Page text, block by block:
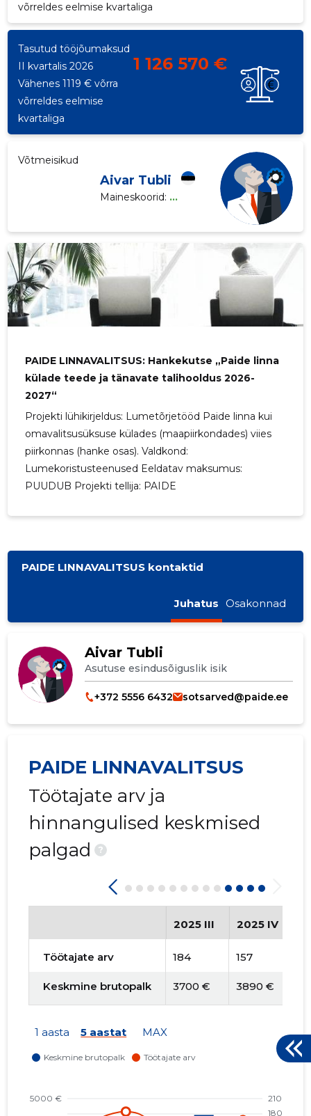
võrreldes eelmise kvartaliga
Tasutud tööjõumaksud
II kvartalis 2026
1 126 570 €
Vähenes 1119 € võrra
võrreldes eelmise
kvartaliga
Võtmeisikud
Aivar Tubli
Maineskoorid: ...
PAIDE LINNAVALITSUS: Hankekutse „Paide linna
külade teede ja tänavate talihooldus 2026-
2027“
Projekti lühikirjeldus: Lumetõrjetööd Paide linna kui
omavalitsusüksuse külades (maapiirkondades) viies
piirkonnas (hanke osas). Valdkond:
Lumekoristusteenused Eeldatav maksumus:
PUUDUB Projekti tellija: PAIDE
PAIDE LINNAVALITSUS kontaktid
Juhatus Osakonnad
Aivar Tubli
Asutuse esindusõiguslik isik
+372 5556 6432 sotsarved@paide.ee
PAIDE LINNAVALITSUS
Töötajate arv ja
hinnangulised keskmised
palgad
?
2025 III 2025 IV
Töötajate arv 184 157
Keskmine brutopalk 3700 € 3890 €
1 aasta 5 aastat MAX
Sinu kommentaar
Sinu kommentaar